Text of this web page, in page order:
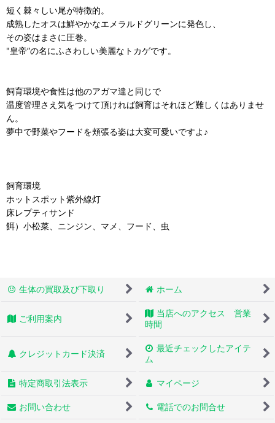
短く棘々しい尾が特徴的。
成熟したオスは鮮やかなエメラルドグリーンに発色し、
その姿はまさに圧巻。
"皇帝”の名にふさわしい美麗なトカゲです。
飼育環境や食性は他のアガマ達と同じで
温度管理さえ気をつけて頂ければ飼育はそれほど難しくはありませ
ん。
夢中で野菜やフードを頬張る姿は大変可愛いですよ♪
飼育環境
ホットスポット紫外線灯
床レプティサンド
餌）小松菜、ニンジン、マメ、フード、虫
生体の買取及び下取り ホーム
ご利用案内
当店へのアクセス 営業
時間
クレジットカード決済
最近チェックしたアイテ
ム
特定商取引法表示 マイページ
お問い合わせ 電話でのお問合せ